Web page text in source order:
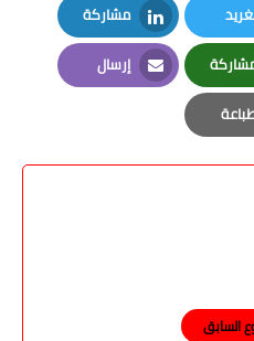
مشاركة
LinkedIn
إرسال
Email
السابق